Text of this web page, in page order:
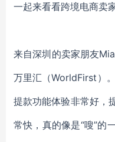
一起来看看跨境电商卖
来自深圳的卖家朋友
万里汇（WorldFirst）
提款功能体验非常好，
常快，真的像是“嗖”的